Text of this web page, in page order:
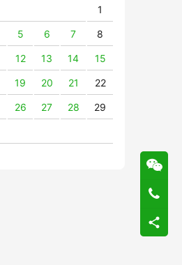
1
5 6 7 8
12 13 14 15
19 20 21 22
26 27 28 29